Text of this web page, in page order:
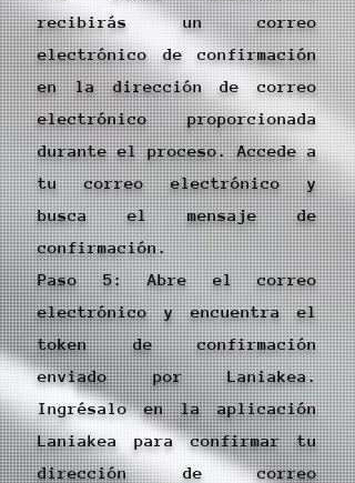
recibirás un correo
electrónico de confirmación
en la dirección de correo
electrónico proporcionada
durante el proceso. Accede a
tu correo electrónico y
busca el mensaje de
confirmación.
Paso 5: Abre el correo
electrónico y encuentra el
token de confirmación
enviado por Laniakea.
Ingrésalo en la aplicación
Laniakea para confirmar tu
dirección de correo